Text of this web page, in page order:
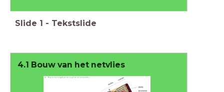
Slide 1 - Tekstslide
4.1 Bouw van het netvlies